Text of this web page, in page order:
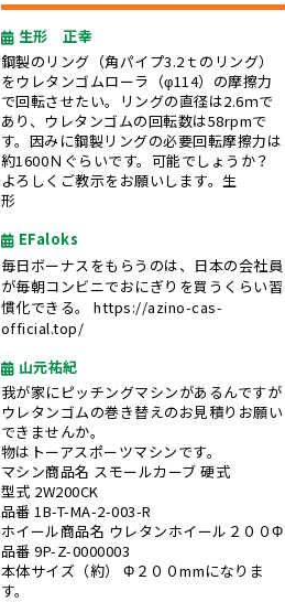
生形 正幸
鋼製のリング（角パイプ3.2ｔのリング）
をウレタンゴムローラ（φ114）の摩擦力
で回転させたい。リングの直径は2.6ｍで
あり、ウレタンゴムの回転数は58rpmで
す。因みに鋼製リングの必要回転摩擦力は
約1600Ｎぐらいです。可能でしょうか？
よろしくご教示をお願いします。生
形
EFaloks
毎日ボーナスをもらうのは、日本の会社員
が毎朝コンビニでおにぎりを買うくらい習
慣化できる。https://azino-cas-
official.top/
山元祐紀
我が家にピッチングマシンがあるんですが
ウレタンゴムの巻き替えのお見積りお願い
できませんか。
物はトーアスポーツマシンです。
マシン商品名 スモールカーブ 硬式
型式 2W200CK
品番 1B-T-MA-2-003-R
ホイール商品名 ウレタンホイール２００Φ
品番 9P-Z-0000003
本体サイズ（約） Φ２００mmになりま
す。